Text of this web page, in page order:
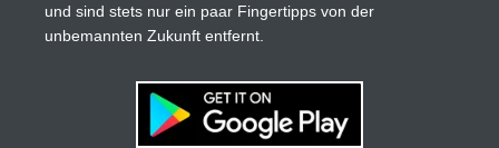
und sind stets nur ein paar Fingertipps von der
unbemannten Zukunft entfernt.